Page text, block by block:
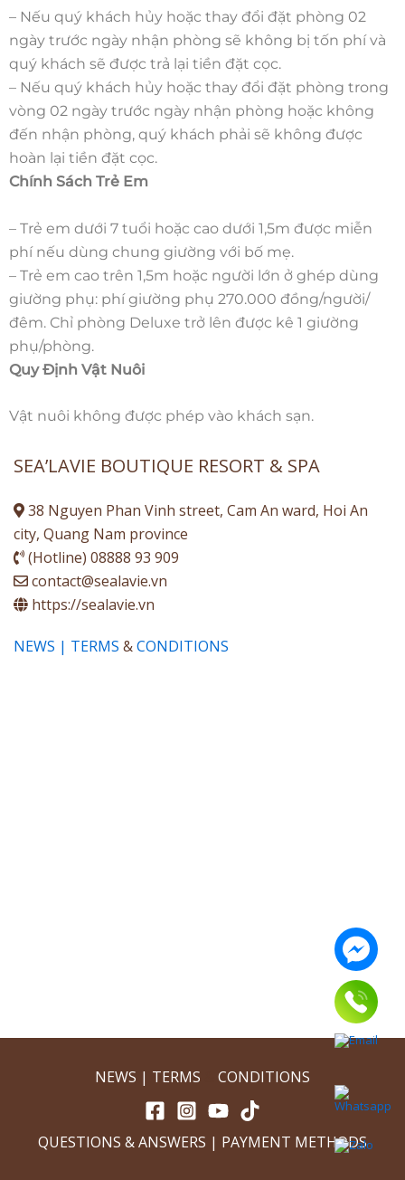
– Nếu quý khách hủy hoặc thay đổi đặt phòng 02
ngày trước ngày nhận phòng sẽ không bị tốn phí và
quý khách sẽ được trả lại tiền đặt cọc.
– Nếu quý khách hủy hoặc thay đổi đặt phòng trong
vòng 02 ngày trước ngày nhận phòng hoặc không
đến nhận phòng, quý khách phải sẽ không được
hoàn lại tiền đặt cọc.
Chính Sách Trẻ Em
– Trẻ em dưới 7 tuổi hoặc cao dưới 1,5m được miễn
phí nếu dùng chung giường với bố mẹ.
– Trẻ em cao trên 1,5m hoặc người lớn ở ghép dùng
giường phụ: phí giường phụ 270.000 đồng/người/
đêm. Chỉ phòng Deluxe trở lên được kê 1 giường
phụ/phòng.
Quy Định Vật Nuôi
Vật nuôi không được phép vào khách sạn.
SEA’LAVIE BOUTIQUE RESORT & SPA
38 Nguyen Phan Vinh street, Cam An ward, Hoi An
city, Quang Nam province
(Hotline) 08888 93 909
contact@sealavie.vn
https://sealavie.vn
NEWS | TERMS &CONDITIONS
NEWS | TERMS CONDITIONS
QUESTIONS & ANSWERS | PAYMENT METHODS